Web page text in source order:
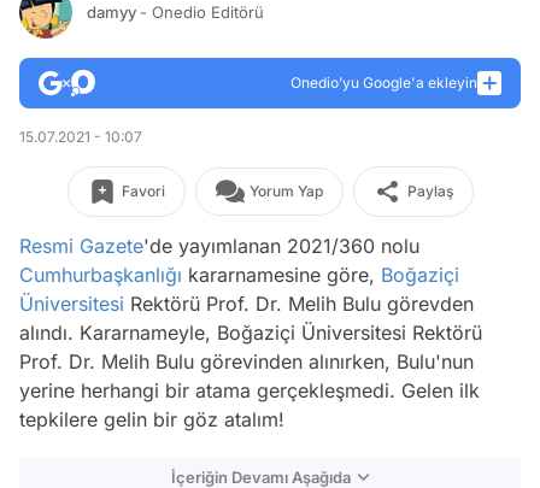
damyy - Onedio Editörü
Onedio’yu Google'a ekleyin
15.07.2021 - 10:07
Favori Yorum Yap Paylaş
Resmi Gazete'de yayımlanan 2021/360 nolu
Cumhurbaşkanlığı kararnamesine göre, Boğaziçi
Üniversitesi Rektörü Prof. Dr. Melih Bulu görevden
alındı. Kararnameyle, Boğaziçi Üniversitesi Rektörü
Prof. Dr. Melih Bulu görevinden alınırken, Bulu'nun
yerine herhangi bir atama gerçekleşmedi. Gelen ilk
tepkilere gelin bir göz atalım!
İçeriğin Devamı Aşağıda